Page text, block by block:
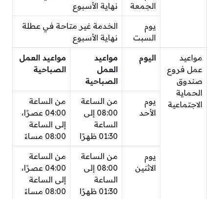
الجمعة
نهاية الأسبوع
يوم
السبت
الخدمة غير متاحة في عطلة
نهاية الأسبوع
مواعيد
عمل فروع
صندوق
الحماية
الاجتماعية
اليوم
مواعيد
العمل
الصباحية
مواعيد العمل
الصباحية
يوم
الأحد
من الساعة
08:00 إلى
الساعة
01:30 ظهرًا
من الساعة
04:00 عصرًا،
إلى الساعة
08:00 مساءً
يوم
الاثنين
من الساعة
08:00 إلى
الساعة
01:30 ظهرًا
من الساعة
04:00 عصرًا،
إلى الساعة
08:00 مساءً